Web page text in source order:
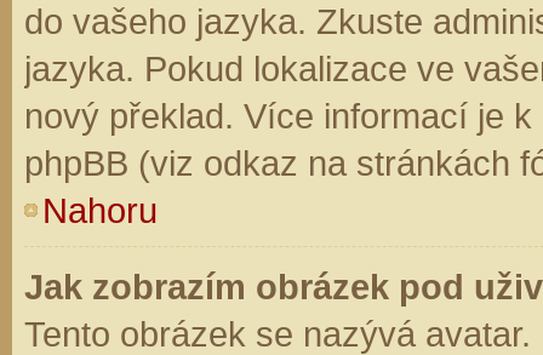
do vašeho jazyka. Zkuste
jazyka. Pokud lokalizace ve
nový překlad. Více informací je
phpBB (viz odkaz na stránkách
Nahoru
Jak zobrazím obrázek pod
Tento obrázek se nazývá